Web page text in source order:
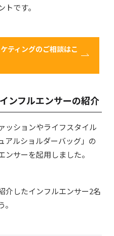
です。
ティングのご相談はこ
ンフルエンサーの紹介
ッションやライフスタイル
アルショルダーバッグ」の
サーを起用しました。
介したインフルエンサー2名